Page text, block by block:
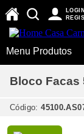
LOGIN
Menu Produtos
Bloco Facas
Código: